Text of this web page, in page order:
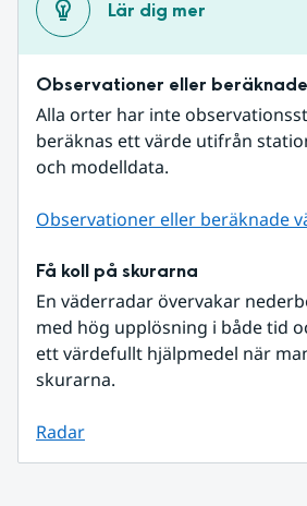
Lär dig mer
Observationer eller
Alla orter har inte
beräknas ett värde utifrån
och modelldata.
Observationer eller beräknade
Få koll på skurarna
En väderradar övervakar
med hög upplösning i både tid
ett värdefullt hjälpmedel när
skurarna.
Radar